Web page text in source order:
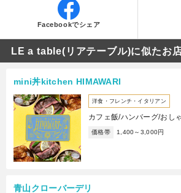
Facebookでシェア
LE a table(リアテーブル)に似たお
mini丼kitchen HIMAWARI
洋食・フレンチ・イタリアン
カフェ飯/ハンバーグ/おし
価格帯 1,400～3,000円
青山クローバーデリ